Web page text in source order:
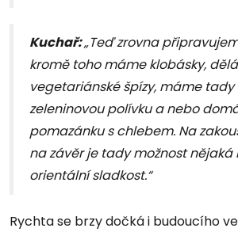
Kuchař:„Teď zrovna
kromě toho máme klobásky,
vegetariánské špízy, máme
zeleninovou polívku a nebo
pomazánku s chlebem. Na
na závěr je tady možnost
orientální sladkost.“
Rychta se brzy dočká i budoucího